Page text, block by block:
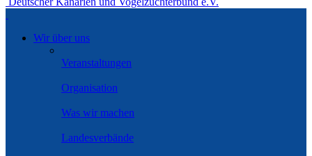
Wir über uns
Veranstaltungen
Organisation
Was wir machen
Landesverbände